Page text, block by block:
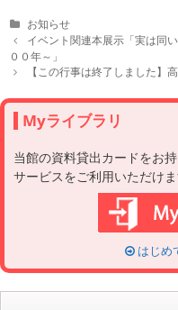
C
a
t
e
o
r
i
s
お知らせ
P
o
s
n
a
v
g
a
イベント関連本展示「実は同
００年～」
【この行事は終了しました】
Myライブラリ
当館の資料貸出カードをお
サービスをご利用いただけま
はじめ